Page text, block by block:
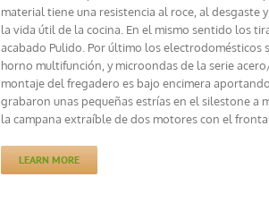
material tiene una resistencia al roce, al
la vida útil de la cocina. En el mismo sentido los
acabado Pulido. Por último los electrodomésticos
horno multifunción, y microondas de la serie
montaje del fregadero es bajo encimera
grabaron unas pequeñas estrías en el silestone a
la campana extraíble de dos motores con el
LEARN MORE